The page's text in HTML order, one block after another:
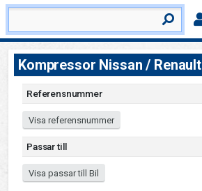
Kompressor Nissan / Renault
Referensnummer
Visa referensnummer
Passar till
Visa passar till Bil